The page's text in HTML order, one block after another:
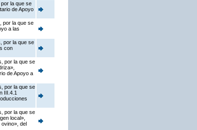
la que se
de Apoyo
por la que se
a las
por la que se
con
por la que se
de Apoyo a
por la que se
III.4.1
por la que se
local»,
del